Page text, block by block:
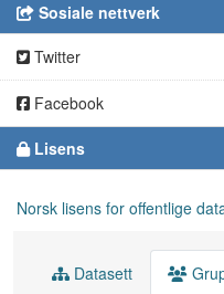
Sosiale nettverk
Twitter
Facebook
Lisens
Norsk lisens for offentlige
Datasett